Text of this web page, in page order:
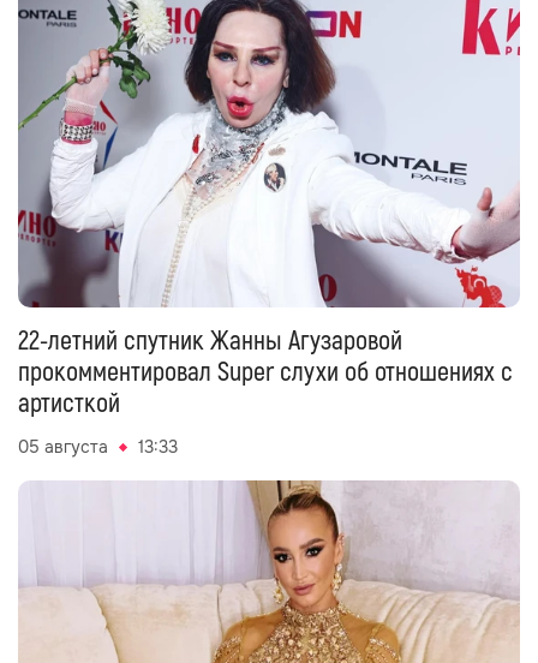
22-летний спутник Жанны Агузаровой
прокомментировал Super слухи об отношениях с
артисткой
05 августа 13:33